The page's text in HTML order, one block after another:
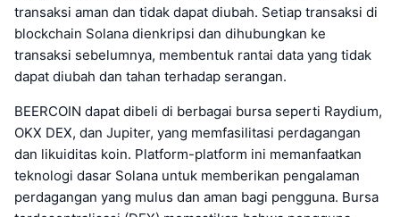
transaksi aman dan tidak dapat diubah. Setiap transaksi di
blockchain Solana dienkripsi dan dihubungkan ke
transaksi sebelumnya, membentuk rantai data yang tidak
dapat diubah dan tahan terhadap serangan.
BEERCOIN dapat dibeli di berbagai bursa seperti Raydium,
OKX DEX, dan Jupiter, yang memfasilitasi perdagangan
dan likuiditas koin. Platform-platform ini memanfaatkan
teknologi dasar Solana untuk memberikan pengalaman
perdagangan yang mulus dan aman bagi pengguna. Bursa